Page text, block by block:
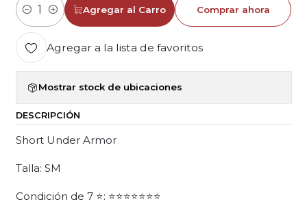
Cantidad
Agregar al Carro Comprar ahora
Agregar a la lista de favoritos
Mostrar stock de ubicaciones
DESCRIPCIÓN
Short Under Armor
Talla: SM
Condición de 7 ⭐: ⭐⭐⭐⭐⭐⭐⭐